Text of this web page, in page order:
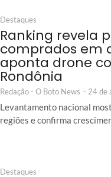
Destaques
Ranking revela
comprados em
aponta drone
Rondônia
Redação - O Boto News - 24 de
Levantamento nacional
regiões e confirma
Destaques